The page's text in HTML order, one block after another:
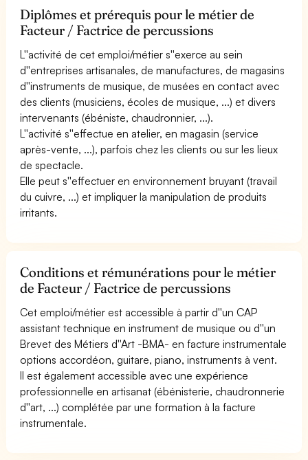
Diplômes et prérequis pour le métier de
Facteur / Factrice de percussions
L''activité de cet emploi/métier s''exerce au sein
d''entreprises artisanales, de manufactures, de magasins
d''instruments de musique, de musées en contact avec
des clients (musiciens, écoles de musique, ...) et divers
intervenants (ébéniste, chaudronnier, ...).
L''activité s''effectue en atelier, en magasin (service
après-vente, ...), parfois chez les clients ou sur les lieux
de spectacle.
Elle peut s''effectuer en environnement bruyant (travail
du cuivre, ...) et impliquer la manipulation de produits
irritants.
Conditions et rémunérations pour le métier
de Facteur / Factrice de percussions
Cet emploi/métier est accessible à partir d''un CAP
assistant technique en instrument de musique ou d''un
Brevet des Métiers d''Art -BMA- en facture instrumentale
options accordéon, guitare, piano, instruments à vent.
Il est également accessible avec une expérience
professionnelle en artisanat (ébénisterie, chaudronnerie
d''art, ...) complétée par une formation à la facture
instrumentale.